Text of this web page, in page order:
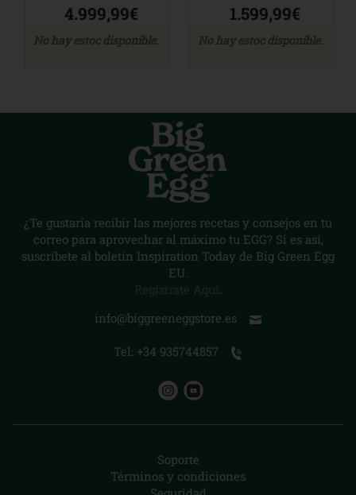
4.999,99€
No hay estoc disponible.
1.599,99€
No hay estoc disponible.
¿Te gustaría recibir las mejores recetas y consejos en tu
correo para aprovechar al máximo tu EGG? Si es así,
suscríbete al boletín Inspiration Today de Big Green Egg
EU.
Regístrate Aquí.
info@biggreeneggstore.es
Tel: +34 935744857
Soporte
Términos y condiciones